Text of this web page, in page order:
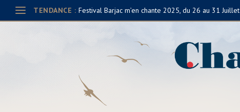
TENDANCE : Festival Barjac m’en chante 2025, du 26 au 31 Juillet